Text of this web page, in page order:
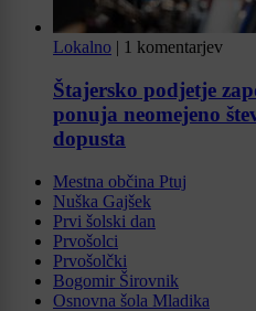
Lokalno | 1 komentarjev
Štajersko podjetje
ponuja neomejeno
dopusta
Mestna občina Ptuj
Nuška Gajšek
Prvi šolski dan
Prvošolci
Prvošolčki
Bogomir Širovnik
Osnovna šola Mladika